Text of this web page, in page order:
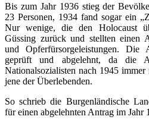
Bis zum Jahr 1936 stieg der
23 Personen, 1934 fand sogar ein
Nur wenige, die den Holocaust
Güssing zurück und stellten einen
und Opferfürsorgeleistungen. Die
geprüft und abgelehnt, da die
Nationalsozialisten nach 1945
jene der Überlebenden.
So schrieb die Burgenländische
für einen abgelehnten Antrag im Jahr